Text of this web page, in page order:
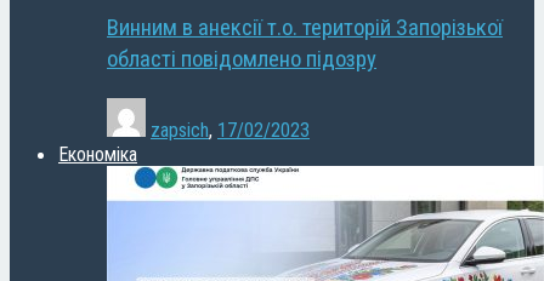
Винним в анексії т.о. територій Запорізької
області повідомлено підозру
zapsich, 17/02/2023
Економіка